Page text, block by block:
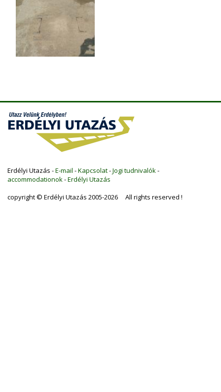
Erdélyi Utazás -E-mail -Kapcsolat-Jogi tudnivalók-
accommodationok-Erdélyi Utazás
copyright © Erdélyi Utazás 2005-2026 All rights reserved !